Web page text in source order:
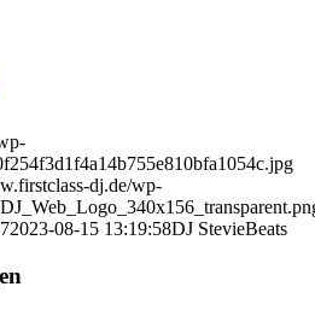
dj.de/wp-
2023-08-15 13:19:58DJ StevieBeats